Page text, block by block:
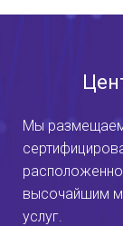
Мы
высочайшим
услуг.